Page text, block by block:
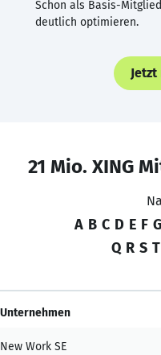
Schon als Basis-
deutlich optimieren.
21 Mio. XING
A B C D E F G
Q R S T
Unternehmen
New Work SE